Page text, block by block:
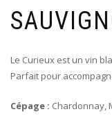
Le Curieux est un vin
Parfait pour
Cépage : Chardonnay,